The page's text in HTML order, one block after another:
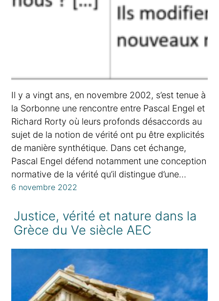
Il y a vingt ans, en novembre 2002, s’est tenue à
la Sorbonne une rencontre entre Pascal Engel et
Richard Rorty où leurs profonds désaccords au
sujet de la notion de vérité ont pu être explicités
de manière synthétique. Dans cet échange,
Pascal Engel défend notamment une conception
normative de la vérité qu’il distingue d’une…
6 novembre 2022
Justice, vérité et nature dans la
Grèce du Ve siècle AEC